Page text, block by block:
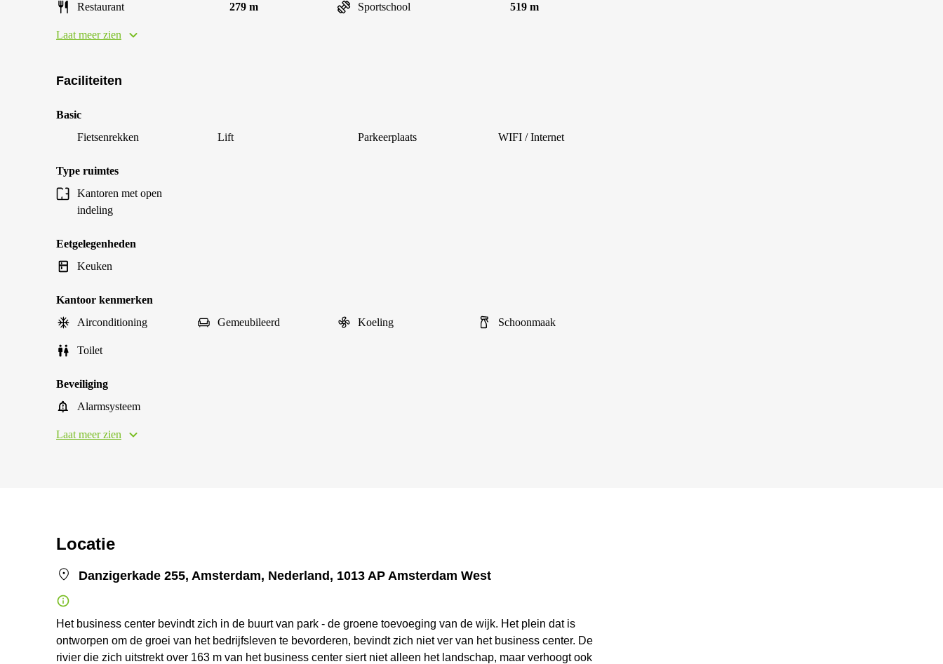
Restaurant 279 m Sportschool 519 m
Laat meer zien
Faciliteiten
Basic
Fietsenrekken
Lift Parkeerplaats WIFI / Internet
Type ruimtes
Kantoren met open
indeling
Eetgelegenheden
Keuken
Kantoor kenmerken
Airconditioning
Gemeubileerd Koeling Schoonmaak
Toilet
Beveiliging
Alarmsysteem
Laat meer zien
Locatie
Danzigerkade 255, Amsterdam, Nederland, 1013 AP Amsterdam West
Het business center bevindt zich in de buurt van park - de groene toevoeging van de wijk. Het plein dat is
ontworpen om de groei van het bedrijfsleven te bevorderen, bevindt zich niet ver van het business center. De
rivier die zich uitstrekt over 163 m van het business center siert niet alleen het landschap, maar verhoogt ook